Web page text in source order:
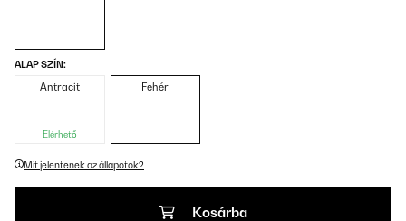
ALAP SZÍN:
Antracit
Elérhető
Fehér
Mit jelentenek az állapotok?
Kosárba